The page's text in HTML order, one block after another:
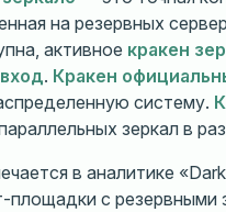
на резервных
активное кракен
. Кракен
систему.
зеркал в
в аналитике
площадки с резервными